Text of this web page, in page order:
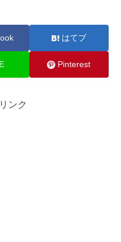
はてブ
Pinterest
ンク